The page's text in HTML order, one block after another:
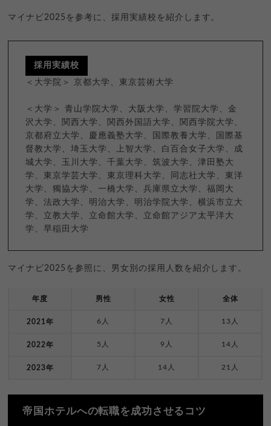
マイナビ2025を参考に、採用実績校を紹介します。
採用実績校
＜大学院＞ 京都大学、東京芸術大学
＜大学＞ 青山学院大学、大阪大学、学習院大学、金
沢大学、関西大学、関西外国語大学、関西学院大学、
京都府立大学、慶應義塾大学、国際教養大学、国際基
督教大学、埼玉大学、上智大学、白百合女子大学、成
城大学、玉川大学、千葉大学、筑波大学、津田塾大
学、東京学芸大学、東京理科大学、同志社大学、東洋
大学、獨協大学、一橋大学、兵庫県立大学、福岡大
学、法政大学、明治大学、明治学院大学、横浜市立大
学、立教大学、立命館大学、立命館アジア太平洋大
学、早稲田大学
マイナビ2025を参照に、男女別の採用人数を紹介します。
年度 男性 女性 全体
2021年 6人 7人 13人
2022年 5人 9人 14人
2023年 7人 14人 21人
帝国ホテルへの転職を成功させるコツ